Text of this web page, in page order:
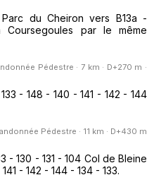
du Cheiron vers B13a -
par le même
Pédestre · 7 km · D+270 m ·
- 148 - 140 - 141 - 142 - 144
Pédestre · 11 km · D+430 m
- 130 - 131 - 104 Col de Bleine
- 142 - 144 - 134 - 133.